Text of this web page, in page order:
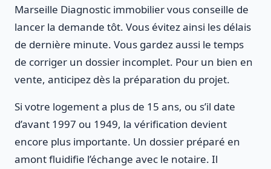
Marseille Diagnostic immobilier vous conseille de
lancer la demande tôt. Vous évitez ainsi les délais
de dernière minute. Vous gardez aussi le temps
de corriger un dossier incomplet. Pour un bien en
vente, anticipez dès la préparation du projet.
Si votre logement a plus de 15 ans, ou s’il date
d’avant 1997 ou 1949, la vérification devient
encore plus importante. Un dossier préparé en
amont fluidifie l’échange avec le notaire. Il